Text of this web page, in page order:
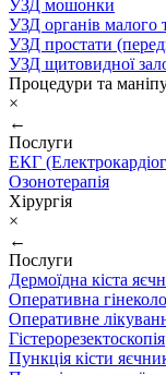
УЗД мошонки
УЗД органів малого
УЗД простати
УЗД щитовидної
Процедури та
×
←
Послуги
ЕКГ
Озонотерапія
Хірургія
×
←
Послуги
Дермоїдна кіста
Оперативна
Оперативне
Гістерорезектоскопія
Пункція кісти